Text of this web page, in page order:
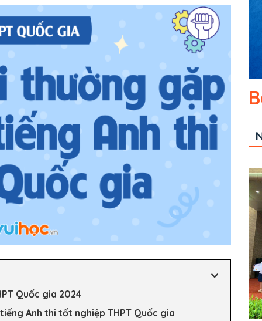
Quốc gia 2024
Anh thi tốt nghiệp THPT Quốc gia